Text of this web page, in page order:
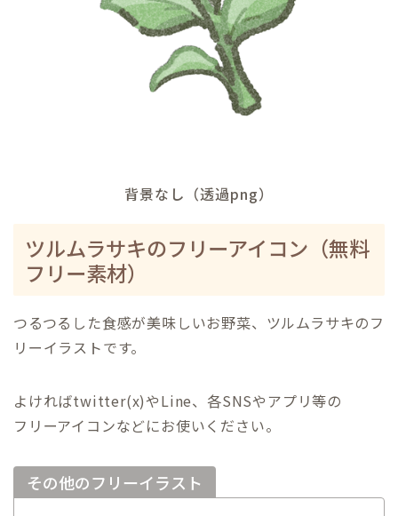
背景なし（透過png）
ツルムラサキのフリーアイコン（無料
フリー素材）
つるつるした食感が美味しいお野菜、ツルムラサキのフ
リーイラストです。
よければtwitter(x)やLine、各SNSやアプリ等の
フリーアイコンなどにお使いください。
その他のフリーイラスト